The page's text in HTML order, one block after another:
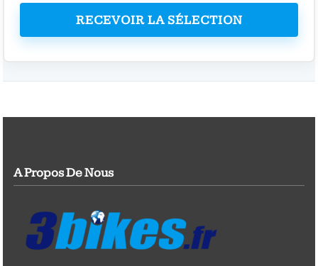
RECEVOIR LA SÉLECTION
A Propos De Nous